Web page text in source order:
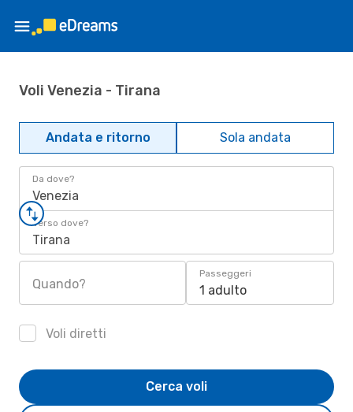
Voli Venezia - Tirana
Andata e ritorno Sola andata
Da dove?
Venezia
Verso dove?
Tirana
Quando?
Passeggeri
1 adulto
Voli diretti
Cerca voli